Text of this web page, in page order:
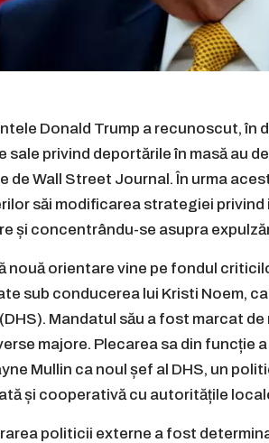
Donald Trump a recunoscut, în
sale privind deportările în masă au
de Wall Street Journal. În urma
săi modificarea strategiei
și concentrându-se asupra
nouă orientare vine pe fondul
sub conducerea lui Kristi Noem,
Mandatul său a fost marcat
majore. Plecarea sa din funcție
Mullin ca noul șef al DHS, un
și cooperativă cu autoritățile
politicii externe a fost